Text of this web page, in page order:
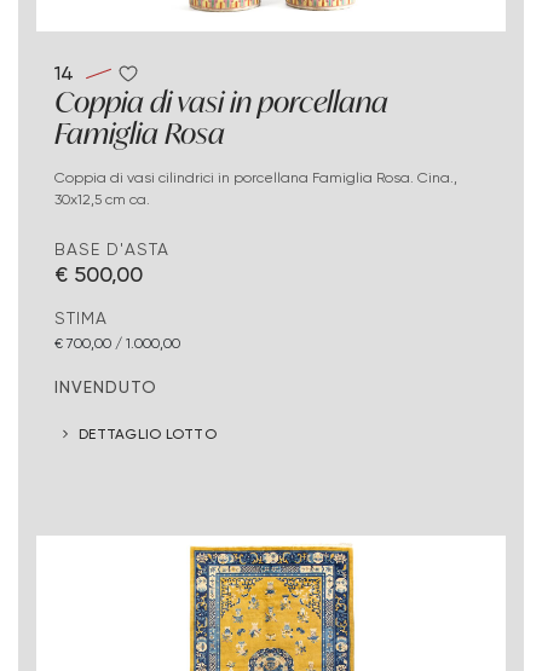
14
Coppia di vasi in porcellana
Famiglia Rosa
Coppia di vasi cilindrici in porcellana Famiglia Rosa. Cina.,
30x12,5 cm ca.
BASE D'ASTA
€ 500,00
STIMA
€ 700,00 / 1.000,00
INVENDUTO
DETTAGLIO LOTTO